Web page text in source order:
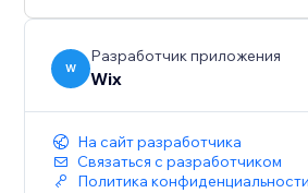
W
Разработчик приложения
Wix
На сайт разработчика
Связаться с разработчиком
Политика конфиденциальности